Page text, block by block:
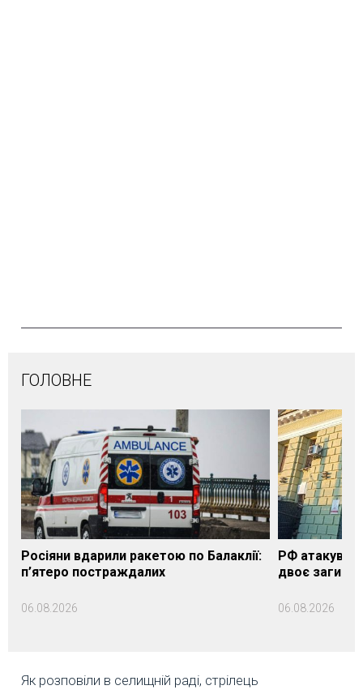
ГОЛОВНЕ
Росіяни вдарили ракетою по Балаклії:
п’ятеро постраждалих
06.08.2026
РФ
двоє
06.08.2026
Як розповіли в селищній раді, стрілець